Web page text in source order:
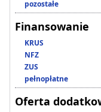
pozostałe
Finansowanie
KRUS
NFZ
ZUS
pełnopłatne
Oferta